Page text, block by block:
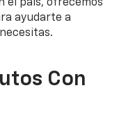
el país, ofrecemos
ayudarte a
Con